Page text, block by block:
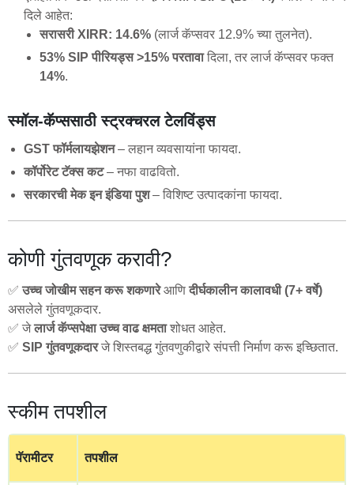
दिले आहेत:
सरासरी XIRR: 14.6% (लार्ज कॅप्सवर 12.9% च्या तुलनेत).
53% SIP पीरियड्स >15% परतावादिला, तर लार्ज कॅप्सवर फक्त
14%.
स्मॉल-कॅप्ससाठी स्ट्रक्चरल टेलविंड्स
GST फॉर्मलायझेशन– लहान व्यवसायांना फायदा.
कॉर्पोरेट टॅक्स कट– नफा वाढवितो.
सरकारची मेक इन इंडिया पुश– विशिष्ट उत्पादकांना फायदा.
कोणी गुंतवणूक करावी?
✅उच्च जोखीम सहन करू शकणारेआणिदीर्घकालीन कालावधी (7+ वर्षे)
असलेले गुंतवणूकदार.
✅ जेलार्ज कॅप्सपेक्षा उच्च वाढ क्षमताशोधत आहेत.
✅ SIP गुंतवणूकदारजे शिस्तबद्ध गुंतवणुकीद्वारे संपत्ती निर्माण करू इच्छितात.
स्कीम तपशील
पॅरामीटर तपशील